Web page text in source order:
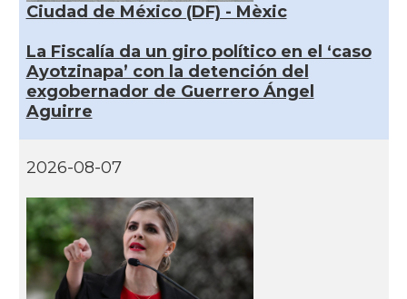
Ciudad de México (DF) - Mèxic
La Fiscalía da un giro político en el ‘caso
Ayotzinapa’ con la detención del
exgobernador de Guerrero Ángel
Aguirre
2026-08-07